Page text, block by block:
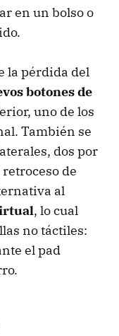
en un bolso o
la pérdida del
botones de
uno de los
También se
dos por
de
al
, lo cual
no táctiles:
el pad